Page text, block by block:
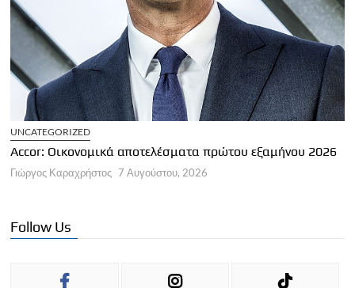
UNCATEGORIZED
Accor: Οικονομικά αποτελέσματα πρώτου εξαμήνου 2026
Γιώργος Καραχρήστος 7 Αυγούστου, 2026
Follow Us